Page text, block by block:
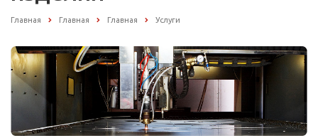
Главная Главная Главная Услуги